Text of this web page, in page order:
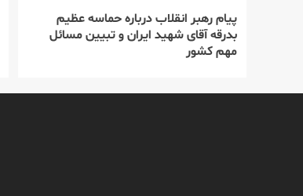
پیام رهبر انقلاب درباره حماسه عظیم
بدرقه آقای شهید ایران و تبیین مسائل
مهم کشور